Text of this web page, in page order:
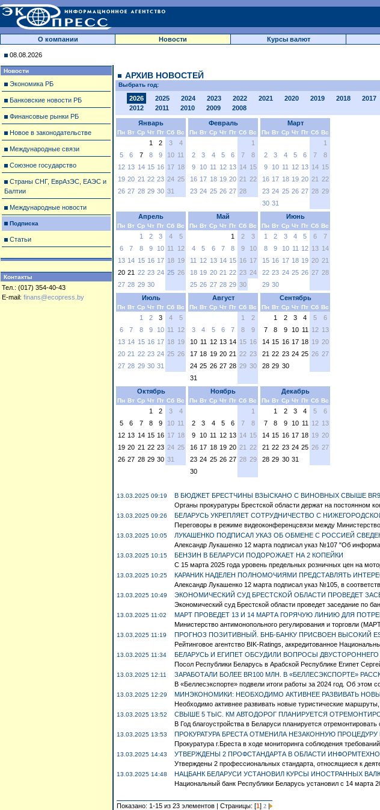
О компании Новости Курсы валют
08.08.2026
Новости
Экономика РБ
Банковские новости РБ
Финансовые рынки РБ
Новое в законодательстве
Международные связи
Союзное государство
Страны СНГ, ЕврАзЭС, ЕАЭС и
Балтии
Международные новости
Подписка
Статьи
Контакты
Тел.: (017) 354-40-43
E-mail: finans@ecopress.by
АРХИВ НОВОСТЕЙ
Выбрать год:
2026 2025 2024 2023 2022 2021 2020 2019 2018 2017
2012
2011 2010 2009 2008
Январь
Пн Вт Ср Чт Пт Сб Вс
1 2 3
4
5
6 7 8 9 10 11
12 13 14 15 16 17 18
19 20 21 22 23 24 25
26 27 28 29 30 31
Февраль
Пн Вт Ср Чт Пт Сб Вс
1
2
3 4 5 6 7
8
9
10 11 12 13 14 15
16 17 18 19 20 21 22
23 24 25 26 27 28
Март
Пн Вт Ср Чт Пт Сб Вс
1
2
3 4 5 6 7
8
9
10 11 12 13 14 15
16 17 18 19 20 21 22
23 24 25 26 27 28 29
30 31
Апрель
Пн Вт Ср Чт Пт Сб Вс
1 2 3 4
5
6
7 8 9 10 11
12
13 14 15 16 17 18 19
20 21 22 23 24 25 26
27 28 29 30
Май
Пн Вт Ср Чт Пт Сб Вс
1 2
3
4
5 6 7 8 9
10
11
12 13 14 15 16 17
18 19 20 21 22 23 24
25 26 27 28 29 30
Июнь
Пн Вт Ср Чт Пт Сб Вс
1 2 3 4 5 6
7
8
9 10 11 12 13 14
15 16 17 18 19 20 21
22 23 24 25 26 27 28
29 30
Июль
Пн Вт Ср Чт Пт Сб Вс
1 2 3 4
5
6
7 8 9 10 11
12
13 14 15 16 17 18 19
20 21 22 23 24 25 26
27 28 29 30 31
Август
Пн Вт Ср Чт Пт Сб Вс
1
2
3
4 5 6 7 8
9
10 11 12 13 14 15 16
17 18 19 20 21 22 23
24 25 26 27 28 29 30
31
Сентябрь
Пн Вт Ср Чт Пт Сб Вс
1 2 3 4 5
6
7
8 9 10 11 12 13
14 15 16 17 18 19 20
21 22 23 24 25 26 27
28 29 30
Октябрь
Пн Вт Ср Чт Пт Сб Вс
1 2 3
4
5
6 7 8 9 10 11
12 13 14 15 16 17 18
19 20 21 22 23 24 25
26 27 28 29 30 31
Ноябрь
Пн Вт Ср Чт Пт Сб Вс
1
2
3 4 5 6 7
8
9
10 11 12 13 14 15
16 17 18 19 20 21 22
23 24 25 26 27 28 29
30
Декабрь
Пн Вт Ср Чт Пт Сб Вс
1 2 3 4 5
6
7
8 9 10 11 12 13
14 15 16 17 18 19 20
21 22 23 24 25 26 27
28 29 30 31
13.03.2025 09:19
В БЮДЖЕТ БРЕСТЧИНЫ ВЗЫСКАНО С ВИНОВНЫХ СВЫШЕ
Органы прокуратуры Брестской области держат на постоянном
13.03.2025 09:26
БЕЛАРУСЬ УКРЕПЛЯЕТ СОТРУДНИЧЕСТВО С
Переговоры в режиме видеоконференцсвязи между
13.03.2025 10:05
ЛУКАШЕНКО ПОДПИСАЛ УКАЗ ОБ ОБМЕНЕ С РОССИЕЙ
Александр Лукашенко 12 марта подписал указ №107 "Об
13.03.2025 10:15
БЕНЗИН В БЕЛАРУСИ ПОДОРОЖАЕТ НА 2 КОПЕЙКИ
С 15 марта 2025 года уровень предельных розничных цен на
13.03.2025 10:25
КАРАНИК НАДЕЛЕН ПОЛНОМОЧИЯМИ ПРЕДСТАВЛЯТЬ
Александр Лукашенко 12 марта подписал указ №105, в
13.03.2025 10:49
ЭКОНОМИЧЕСКИЙ СУД БРЕСТСКОЙ ОБЛАСТИ ПРОВЕДЕТ
Экономический суд Брестской области проведет заседание по
13.03.2025 11:02
МАРТ ПРОВЕДЕТ 13 И 14 МАРТА ГОРЯЧУЮ ЛИНИЮ ДЛЯ
Министерство антимонопольного регулирования и торговли
13.03.2025 11:19
ПРОГНОЗ ПОЗИТИВНЫЙ. БНБ-БАНКУ ПРИСВОЕН ВЫСОКИЙ
Рейтинговое агентство BIK-Ratings, аккредитованное
13.03.2025 11:34
БЕЛАРУСЬ И ЕГИПЕТ ОБСУДИЛИ ВОПРОСЫ
Посол Республики Беларусь в Арабской Республике Египет
13.03.2025 12:11
ЗАРАБОТАЛИ БОЛЕЕ BR100 МЛН. В «БЕЛЛЕСЭКСПОРТЕ»
В «Беллесэкспорте» подвели итоги работы за 2024 год. Об этом
13.03.2025 12:29
МИНЭКОНОМИКИ: НЕОБХОДИМО АКТИВНЕЕ РАЗВИВАТЬ
Необходимо активнее развивать новые туристические
13.03.2025 13:52
СВЫШЕ 5 ТЫС. КМ АВТОДОРОГ ПЛАНИРУЕТСЯ
В Год благоустройства в Беларуси планируется отремонтировать
13.03.2025 13:53
ПРОКУРАТУРА БРЕСТА ОТМЕНИЛА НЕЗАКОННУЮ
Прокуратура г.Бреста в ходе мониторинга соблюдения требований
13.03.2025 14:43
УТВЕРЖДЕНЫ 2 ПРОФСТАНДАРТА В ОБЛАСТИ
Утверждены 2 профессиональных стандарта, относящиеся к
13.03.2025 14:48
НАЦБАНК БЕЛАРУСИ УСТАНОВИЛ КУРСЫ ИНОСТРАННЫХ
Национальный банк Республики Беларусь установил c 14 марта
Показано: 1-15 из 23 элементов | Страницы: [1] 2 |